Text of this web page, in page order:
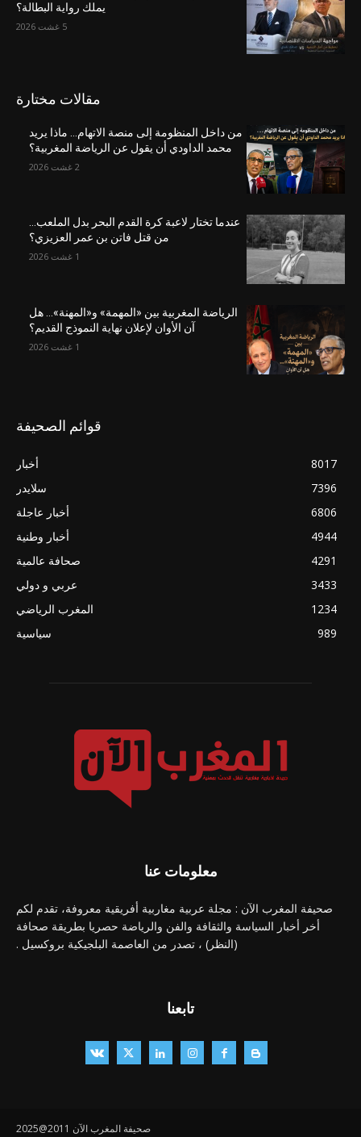
يملك رواية البطالة؟
5 غشت 2026
مقالات مختارة
من داخل المنظومة إلى منصة الاتهام… ماذا يريد
محمد الداودي أن يقول عن الرياضة المغربية؟
2 غشت 2026
عندما تختار لاعبة كرة القدم البحر بدل الملعب…
من قتل فاتن بن عمر العزيزي؟
1 غشت 2026
الرياضة المغربية بين «المهمة» و«المهنة»… هل
آن الأوان لإعلان نهاية النموذج القديم؟
1 غشت 2026
قوائم الصحيفة
أخبار
8017
سلايدر
7396
أخبار عاجلة
6806
أخبار وطنية
4944
صحافة عالمية
4291
عربي و دولي
3433
المغرب الرياضي
1234
سياسية
989
معلومات عنا
صحيفة المغرب الآن : مجلة عربية مغاربية أفريقية معروفة، تقدم لكم
أخر أخبار السياسة والثقافة والفن والرياضة حصريا بطريقة صحافة
(النظر) ، تصدر من العاصمة البلجيكية بروكسيل .
تابعنا
صحيفة المغرب الآن 2011@2025